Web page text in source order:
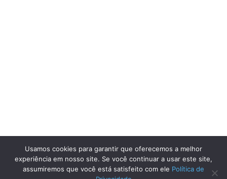
Usamos cookies para garantir que oferecemos a melhor
experiência em nosso site. Se você continuar a usar este site,
assumiremos que você está satisfeito com ele Política de